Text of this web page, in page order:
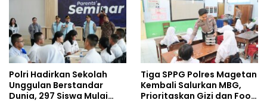
Polri Hadirkan Sekolah
Unggulan Berstandar
Dunia, 297 Siswa Mulai
Tiga SPPG Polres Magetan
Kembali Salurkan MBG,
Prioritaskan Gizi dan Food